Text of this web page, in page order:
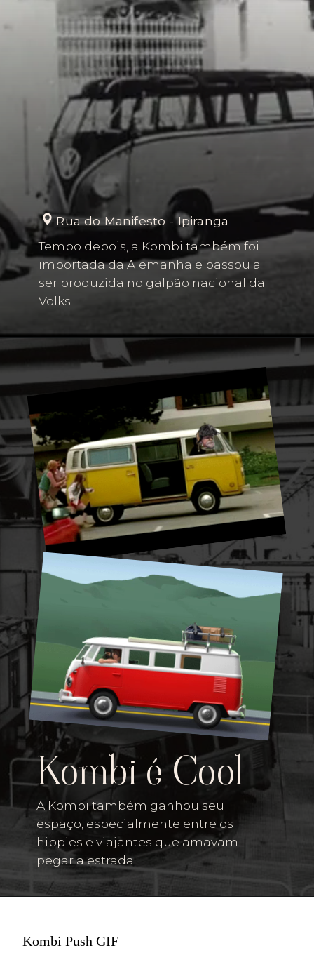
Rua do Manifesto - Ipiranga
Tempo depois, a Kombi também foi
importada da Alemanha e passou a
ser produzida no galpão nacional da
Volks
Kombi é Cool
A Kombi também ganhou seu
espaço, especialmente entre os
hippies e viajantes que amavam
pegar a estrada.
Kombi Push GIF